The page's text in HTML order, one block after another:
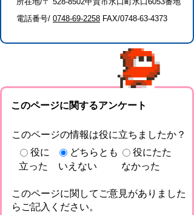
電話番号/ 0748-69-2258 FAX/0748-63-4373
このページに関するアンケート
このページの情報は役に立ちましたか？
役に
立った
どちらとも
いえない
役にたた
なかった
このページに関してご意見がありました
らご記入ください。